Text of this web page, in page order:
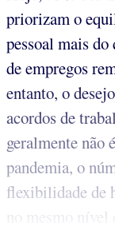
priorizam o
pessoal mais do
de empregos
entanto, o
acordos de
geralmente não
pandemia, o
flexibilidade de
no mesmo